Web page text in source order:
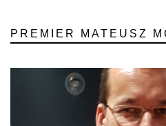
PREMIER MATEUSZ